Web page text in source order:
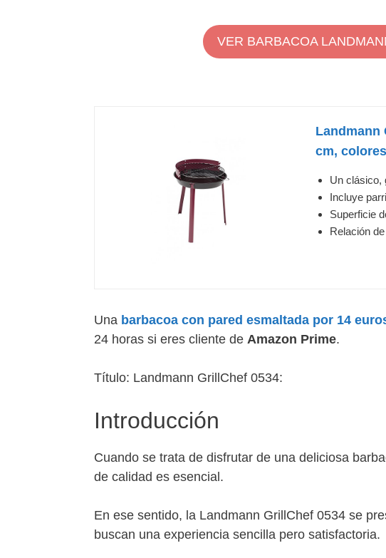
Valoración de los usuarios
VER BARBACOA
Landmann
cm,
Un clásico,
Incluye
Superficie
Relación
Una barbacoa con pared esmaltada por 14
24 horas si eres cliente de Amazon Prime.
Título: Landmann GrillChef 0534:
Introducción
Cuando se trata de disfrutar de una deliciosa
de calidad es esencial.
En ese sentido, la Landmann GrillChef 0534 se
buscan una experiencia sencilla pero satisfactoria.